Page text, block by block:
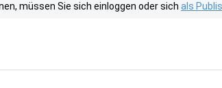
müssen Sie sich einloggen oder sich als